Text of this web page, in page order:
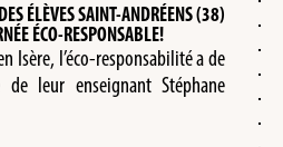
ÉLÈVES SAINT-ANDRÉENS (38)
ÉCO-RESPONSABLE!
Isère, l’éco-responsabilité a de
de leur enseignant Stéphane